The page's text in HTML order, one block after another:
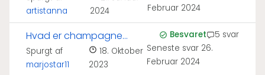
artistanna
2024
Februar 2024
Hvad er champagne
lavet af?
Spurgt af
marjostar11
18. Oktober
2023
Besvaret
5 svar
Seneste svar 26.
Februar 2024